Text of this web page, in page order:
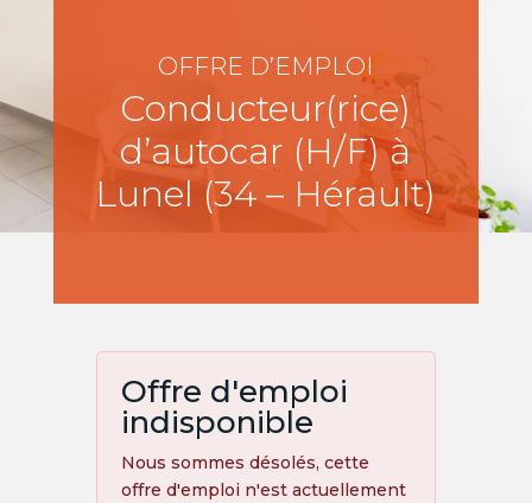
OFFRE D’EMPLOI
Conducteur(rice)
d’autocar (H/F) à
Lunel (34 – Hérault)
Offre d'emploi
indisponible
Nous sommes désolés, cette
offre d'emploi n'est actuellement